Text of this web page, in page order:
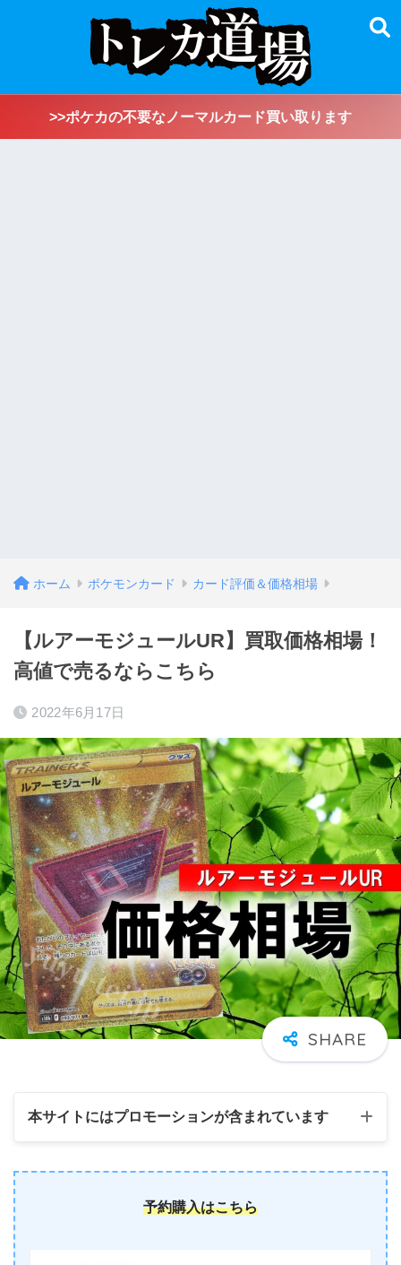
>>ポケカの不要なノーマルカード買い取ります
ホーム ポケモンカード カード評価＆価格相場
【ルアーモジュールUR】買取価格相場！
高値で売るならこちら
2022年6月17日
本サイトにはプロモーションが含まれています
予約購入はこちら